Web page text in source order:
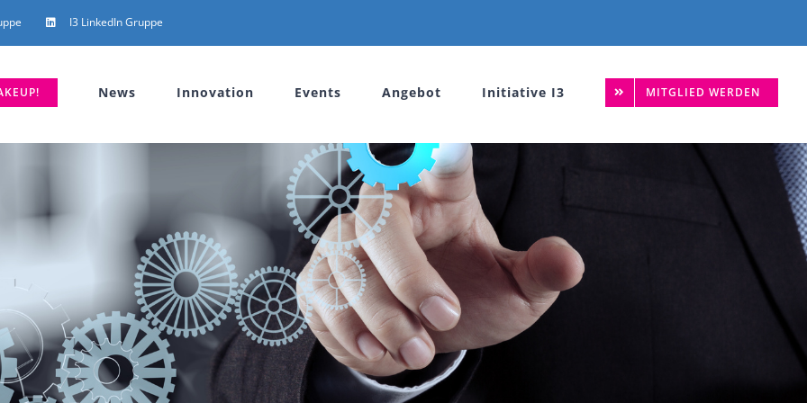
I3 LinkedIn Gruppe
News Innovation Events Angebot Initiative I3 MITGLIED WERDEN